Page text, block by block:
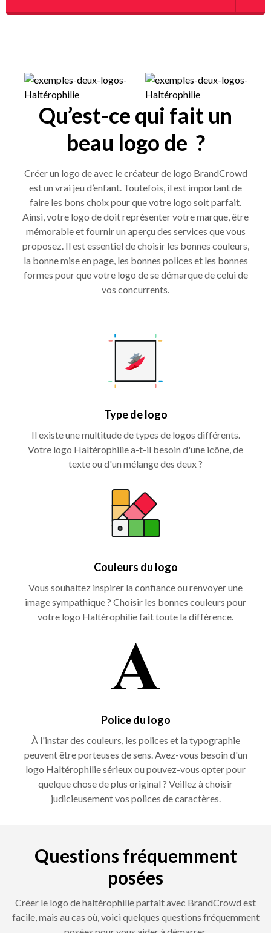
Qu’est-ce qui fait un
beau logo de ?
Créer un logo de avec le créateur de logo BrandCrowd
est un vrai jeu d’enfant. Toutefois, il est important de
faire les bons choix pour que votre logo soit parfait.
Ainsi, votre logo de doit représenter votre marque, être
mémorable et fournir un aperçu des services que vous
proposez. Il est essentiel de choisir les bonnes couleurs,
la bonne mise en page, les bonnes polices et les bonnes
formes pour que votre logo de se démarque de celui de
vos concurrents.
Type de logo
Il existe une multitude de types de logos différents.
Votre logo Haltérophilie a-t-il besoin d'une icône, de
texte ou d'un mélange des deux ?
Couleurs du logo
Vous souhaitez inspirer la confiance ou renvoyer une
image sympathique ? Choisir les bonnes couleurs pour
votre logo Haltérophilie fait toute la différence.
Police du logo
À l'instar des couleurs, les polices et la typographie
peuvent être porteuses de sens. Avez-vous besoin d'un
logo Haltérophilie sérieux ou pouvez-vous opter pour
quelque chose de plus original ? Veillez à choisir
judicieusement vos polices de caractères.
Questions fréquemment
posées
Créer le logo de haltérophilie parfait avec BrandCrowd est
facile, mais au cas où, voici quelques questions fréquemment